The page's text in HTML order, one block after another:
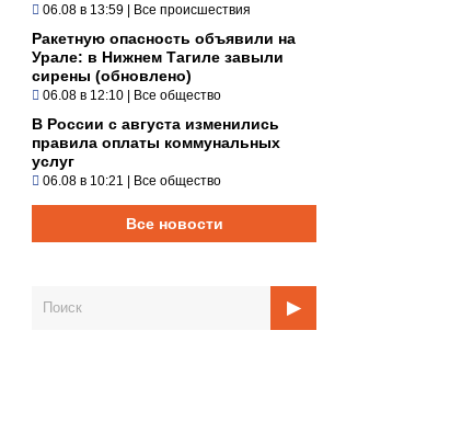
06.08 в 13:59 | Все происшествия
Ракетную опасность объявили на
Урале: в Нижнем Тагиле завыли
сирены (обновлено)
06.08 в 12:10 | Все общество
В России с августа изменились
правила оплаты коммунальных
услуг
06.08 в 10:21 | Все общество
Все новости